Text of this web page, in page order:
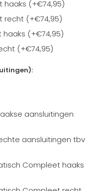
haaks (+€74,95)
recht (+€74,95)
(+€74,95)
(+€74,95)
aansluitingen
aansluitingen tbv
Compleet haaks